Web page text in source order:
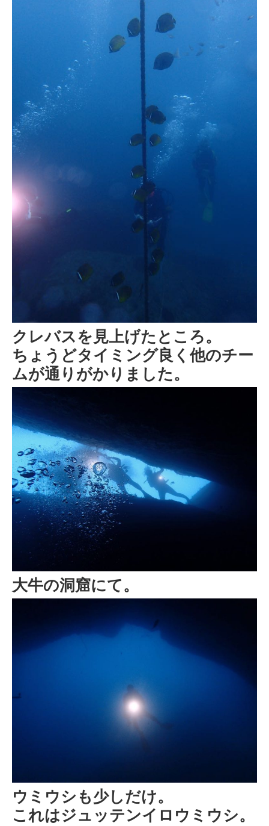
クレバスを見上げたところ。
ちょうどタイミング良く他のチー
ムが通りがかりました。
大牛の洞窟にて。
ウミウシも少しだけ。
これはジュッテンイロウミウシ。